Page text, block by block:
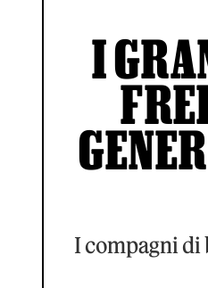
I
I compagni di